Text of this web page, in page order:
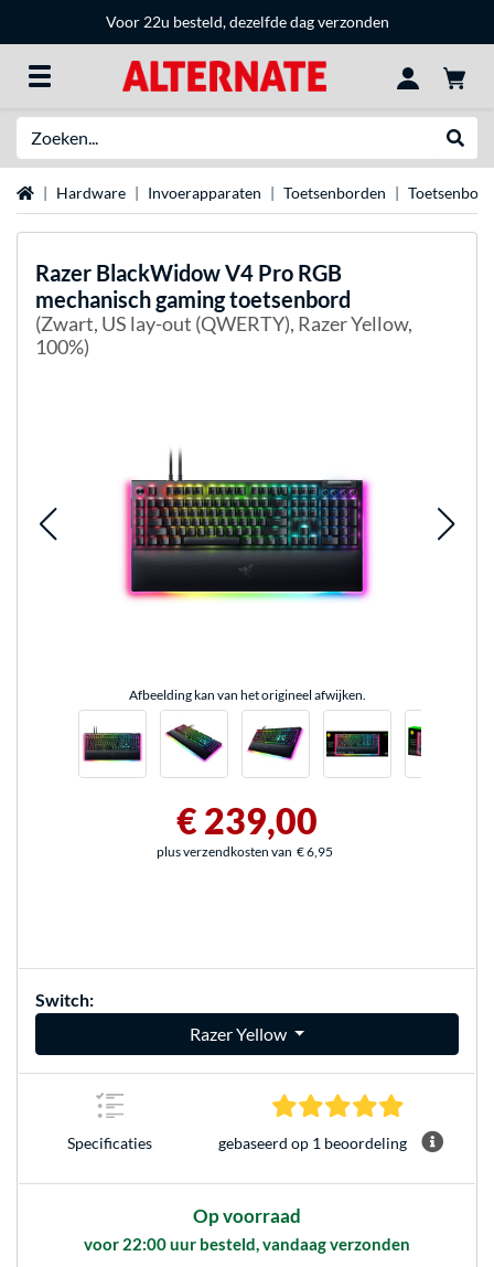
Voor 22u besteld, dezelfde dag verzonden
Home Hardware Invoerapparaten Toetsenborden
Razer BlackWidow V4 Pro RGB
mechanisch gaming toetsenbord
(Zwart, US lay-out (QWERTY), Razer Yellow,
100%)
Afbeelding kan van het origineel afwijken.
€ 239,00
plus verzendkosten van € 6,95
Switch:
Razer Yellow
Specificaties gebaseerd op 1 beoordeling
Op voorraad
voor 22:00 uur besteld, vandaag verzonden